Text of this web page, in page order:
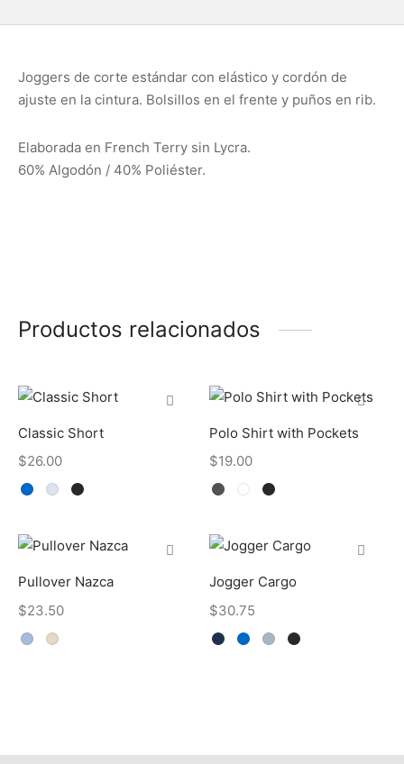
Joggers de corte estándar con elástico y cordón de
ajuste en la cintura. Bolsillos en el frente y puños en rib.
Elaborada en French Terry sin Lycra.
60% Algodón / 40% Poliéster.
Productos relacionados
Classic Short
$26.00
Polo Shirt with Pockets
$19.00
Pullover Nazca
$23.50
Jogger Cargo
$30.75